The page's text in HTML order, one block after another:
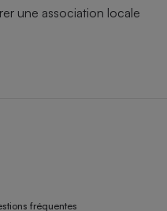
une association locale
fréquentes